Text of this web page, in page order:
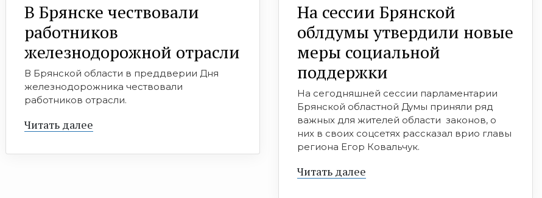
В Брянске чествовали
работников
железнодорожной отрасли
В Брянской области в преддверии Дня
железнодорожника чествовали
работников отрасли.
Читать далее
На сессии Брянской
облдумы утвердили новые
меры социальной
поддержки
На сегодняшней сессии парламентарии
Брянской областной Думы приняли ряд
важных для жителей области законов, о
них в своих соцсетях рассказал врио главы
региона Егор Ковальчук.
Читать далее